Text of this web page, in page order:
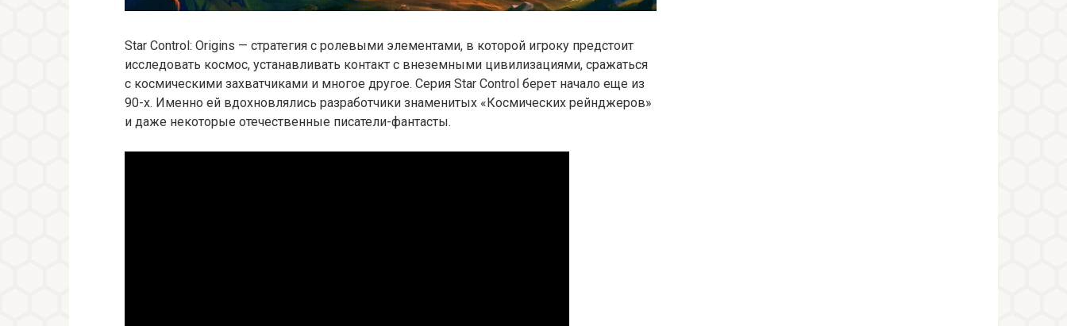
Star Control: Origins — стратегия с ролевыми элементами, в которой игроку предстоит
исследовать космос, устанавливать контакт с внеземными цивилизациями, сражаться
с космическими захватчиками и многое другое. Серия Star Control берет начало еще из
90-х. Именно ей вдохновлялись разработчики знаменитых «Космических рейнджеров»
и даже некоторые отечественные писатели-фантасты.